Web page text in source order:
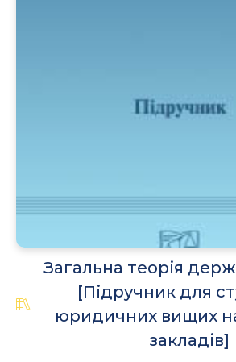
Загальна теорія
[Підручник для
юридичних вищих
закладів]